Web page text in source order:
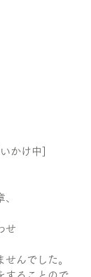
かけ中]
せ
せんでした。